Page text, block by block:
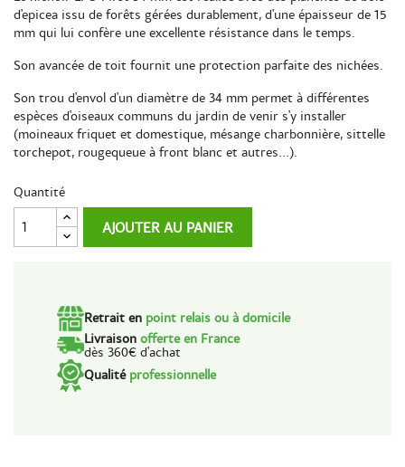
d'epicea issu de forêts gérées durablement, d'une épaisseur de 15
mm qui lui confère une excellente résistance dans le temps.
Son avancée de toit fournit une protection parfaite des nichées.
Son trou d'envol d'un diamètre de 34 mm permet à différentes
espèces d'oiseaux communs du jardin de venir s'y installer
(moineaux friquet et domestique, mésange charbonnière, sittelle
torchepot, rougequeue à front blanc et autres...).
Quantité
AJOUTER AU PANIER
Retrait en point relais ou à domicile
Livraison offerte en France
dès 360€ d'achat
Qualité professionnelle